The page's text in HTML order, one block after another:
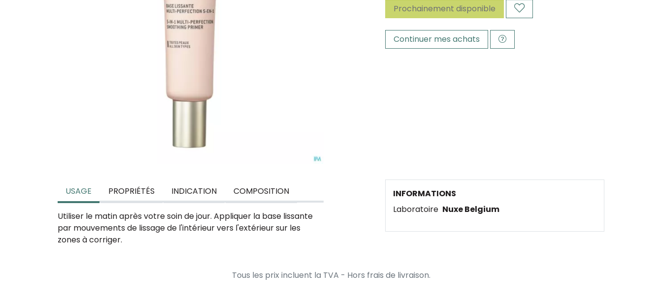
Prochainement disponible
Continuer mes achats
USAGE PROPRIÉTÉS INDICATION COMPOSITION
Utiliser le matin après votre soin de jour. Appliquer la base lissante
par mouvements de lissage de l'intérieur vers l'extérieur sur les
zones à corriger.
INFORMATIONS
Laboratoire Nuxe Belgium
Tous les prix incluent la TVA - Hors frais de livraison.